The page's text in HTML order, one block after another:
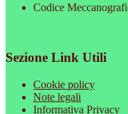
Codice
Sezione Link Utili
Cookie policy
Note legali
Informativa Privacy